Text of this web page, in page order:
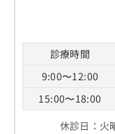
診療時間
9:00〜12:00
15:00〜18:00
休診日：火